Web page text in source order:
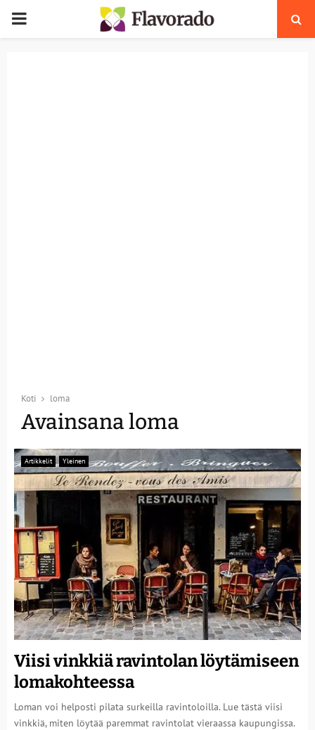
PRIMARY
Koti loma
Avainsana loma
Artikkelit Yleinen
Viisi vinkkiä ravintolan löytämiseen
lomakohteessa
Loman voi helposti pilata surkeilla ravintoloilla. Lue tästä viisi
vinkkiä, miten löytää paremmat ravintolat vieraassa kaupungissa.